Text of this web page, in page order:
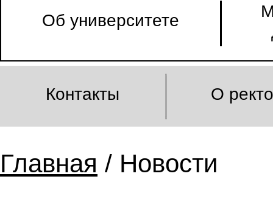
Об университете
Контакты О
Главная / Новости